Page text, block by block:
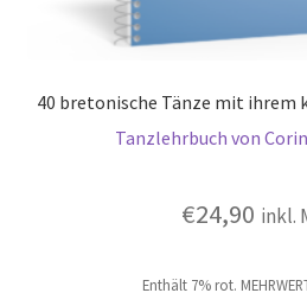
40 bretonische Tänze mit
Tanzlehrbuch von
€24,90 inkl.
Enthält 7% rot.